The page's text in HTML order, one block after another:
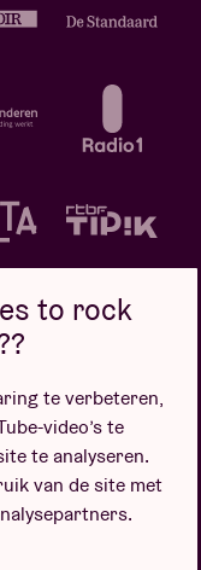
to rock
te verbeteren,
video’s te
te analyseren.
van de site met